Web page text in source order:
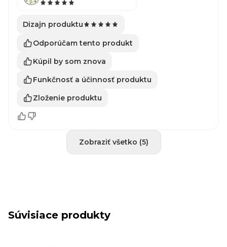
Dizajn produktu
Odporúčam tento produkt
Kúpil by som znova
Funkčnosť a účinnosť produktu
Zloženie produktu
Zobraziť všetko (5)
Súvisiace produkty